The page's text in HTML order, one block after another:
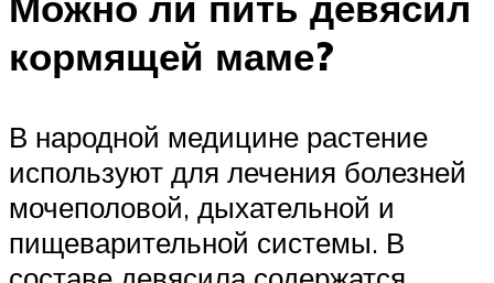
кормящей маме?
В народной медицине растение
используют для лечения болезней
мочеполовой, дыхательной и
пищеварительной системы. В